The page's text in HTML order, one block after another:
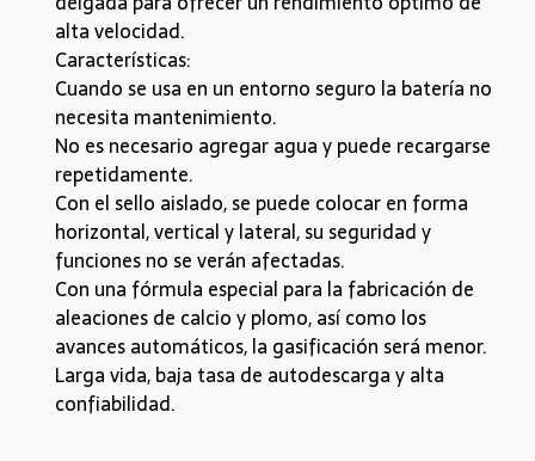
alta velocidad.
Características:
Cuando se usa en un entorno seguro la batería no
necesita mantenimiento.
No es necesario agregar agua y puede recargarse
repetidamente.
Con el sello aislado, se puede colocar en forma
horizontal, vertical y lateral, su seguridad y
funciones no se verán afectadas.
Con una fórmula especial para la fabricación de
aleaciones de calcio y plomo, así como los
avances automáticos, la gasificación será menor.
Larga vida, baja tasa de autodescarga y alta
confiabilidad.